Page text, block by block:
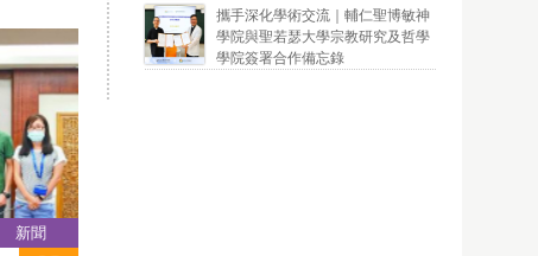
新聞
攜手深化學術交流｜輔仁聖博敏神
學院與聖若瑟大學宗教研究及哲學
學院簽署合作備忘錄